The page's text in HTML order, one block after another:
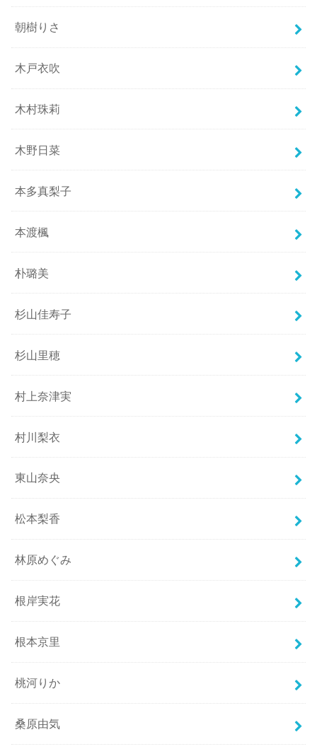
朝樹りさ
木戸衣吹
木村珠莉
木野日菜
本多真梨子
本渡楓
朴璐美
杉山佳寿子
杉山里穂
村上奈津実
村川梨衣
東山奈央
松本梨香
林原めぐみ
根岸実花
根本京里
桃河りか
桑原由気